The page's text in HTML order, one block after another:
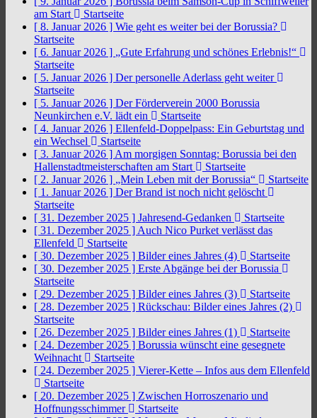
am Start
Startseite
[ 8. Januar 2026 ] Wie geht es weiter bei der Borussia?
Startseite
[ 6. Januar 2026 ] „Gute Erfahrung und schönes Erlebnis!“
Startseite
[ 5. Januar 2026 ] Der personelle Aderlass geht weiter
Startseite
[ 5. Januar 2026 ] Der Förderverein 2000 Borussia
Neunkirchen e.V. lädt ein
Startseite
[ 4. Januar 2026 ] Ellenfeld-Doppelpass: Ein Geburtstag und
ein Wechsel
Startseite
[ 3. Januar 2026 ] Am morgigen Sonntag: Borussia bei den
Hallenstadtmeisterschaften am Start
Startseite
[ 2. Januar 2026 ] „Mein Leben mit der Borussia“
Startseite
[ 1. Januar 2026 ] Der Brand ist noch nicht gelöscht
Startseite
[ 31. Dezember 2025 ] Jahresend-Gedanken
Startseite
[ 31. Dezember 2025 ] Auch Nico Purket verlässt das
Ellenfeld
Startseite
[ 30. Dezember 2025 ] Bilder eines Jahres (4)
Startseite
[ 30. Dezember 2025 ] Erste Abgänge bei der Borussia
Startseite
[ 29. Dezember 2025 ] Bilder eines Jahres (3)
Startseite
[ 28. Dezember 2025 ] Rückschau: Bilder eines Jahres (2)
Startseite
[ 26. Dezember 2025 ] Bilder eines Jahres (1)
Startseite
[ 24. Dezember 2025 ] Borussia wünscht eine gesegnete
Weihnacht
Startseite
[ 24. Dezember 2025 ] Vierer-Kette – Infos aus dem Ellenfeld
Startseite
[ 20. Dezember 2025 ] Zwischen Horroszenario und
Hoffnungsschimmer
Startseite